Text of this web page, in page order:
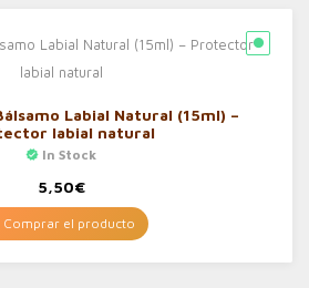
Labial Natural (15ml) –
labial natural
In Stock
5,50€
Comprar el producto